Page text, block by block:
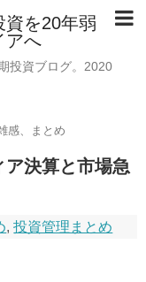
資を20年弱
アへ
投資ブログ。2020
感、まとめ
決算と市場急
,投資管理まとめ